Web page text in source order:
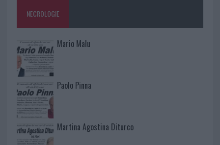
NECROLOGIE
Mario Malu
Paolo Pinna
Martina Agostina Diturco